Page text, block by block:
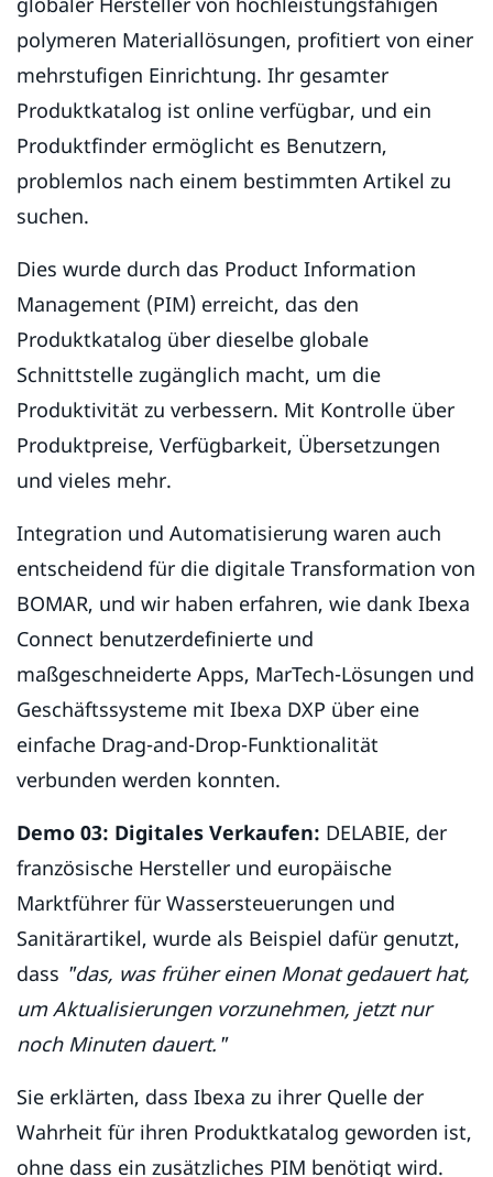
polymeren Materiallösungen, profitiert von einer
mehrstufigen Einrichtung. Ihr gesamter
Produktkatalog ist online verfügbar, und ein
Produktfinder ermöglicht es Benutzern,
problemlos nach einem bestimmten Artikel zu
suchen.
Dies wurde durch das Product Information
Management (PIM) erreicht, das den
Produktkatalog über dieselbe globale
Schnittstelle zugänglich macht, um die
Produktivität zu verbessern. Mit Kontrolle über
Produktpreise, Verfügbarkeit, Übersetzungen
und vieles mehr.
Integration und Automatisierung waren auch
entscheidend für die digitale Transformation von
BOMAR, und wir haben erfahren, wie dank Ibexa
Connect benutzerdefinierte und
maßgeschneiderte Apps, MarTech-Lösungen und
Geschäftssysteme mit Ibexa DXP über eine
einfache Drag-and-Drop-Funktionalität
verbunden werden konnten.
Demo 03: Digitales Verkaufen: DELABIE, der
französische Hersteller und europäische
Marktführer für Wassersteuerungen und
Sanitärartikel, wurde als Beispiel dafür genutzt,
dass "das, was früher einen Monat gedauert hat,
um Aktualisierungen vorzunehmen, jetzt nur
noch Minuten dauert."
Sie erklärten, dass Ibexa zu ihrer Quelle der
Wahrheit für ihren Produktkatalog geworden ist,
ohne dass ein zusätzliches PIM benötigt wird.